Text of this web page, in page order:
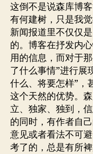
这倒不是说森库博
有何建树，只是我
新闻报道里不仅仅
的。博客在抒发内
用的信息，而对于
了什么事情”进行展
什么、将要怎样”，
这个天然的优势。
立、独家、独到，
的同时，有作者自
意见或者看法不可
考了的，总是有所